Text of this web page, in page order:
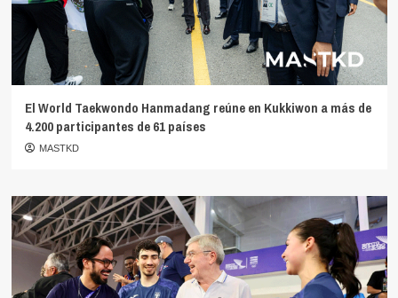
El World Taekwondo Hanmadang reúne en Kukkiwon a más de
4.200 participantes de 61 países
MASTKD